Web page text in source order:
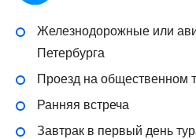
Железнодорожные или
Петербурга
Проезд на общественном
Ранняя встреча
Завтрак в первый день